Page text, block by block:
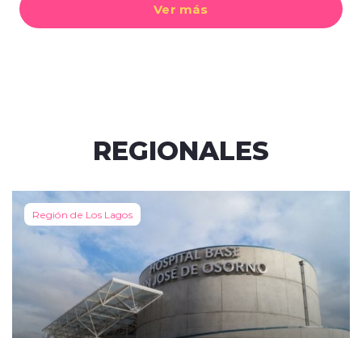
Ver más
REGIONALES
Región de Los Lagos